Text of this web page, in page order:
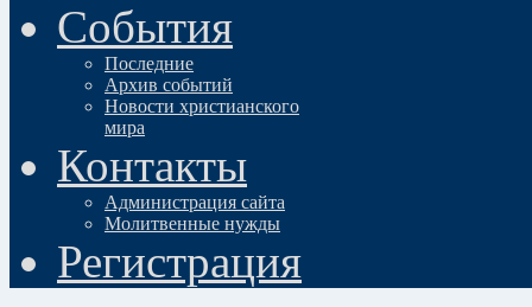
События
Последние
Архив событий
Новости христианского
мира
Контакты
Администрация сайта
Молитвенные нужды
Регистрация